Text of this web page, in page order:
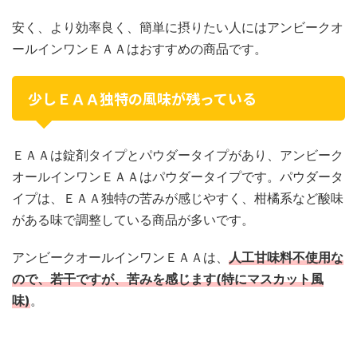
安く、より効率良く、簡単に摂りたい人にはアンビークオ
ールインワンＥＡＡはおすすめの商品です。
少しＥＡＡ独特の風味が残っている
ＥＡＡは錠剤タイプとパウダータイプがあり、アンビーク
オールインワンＥＡＡはパウダータイプです。パウダータ
イプは、ＥＡＡ独特の苦みが感じやすく、柑橘系など酸味
がある味で調整している商品が多いです。
アンビークオールインワンＥＡＡは、 人工甘味料不使用な
ので、若干ですが、苦みを感じます(特にマスカット風
味)。